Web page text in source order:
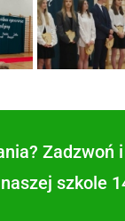
Zadzwoń
szkole